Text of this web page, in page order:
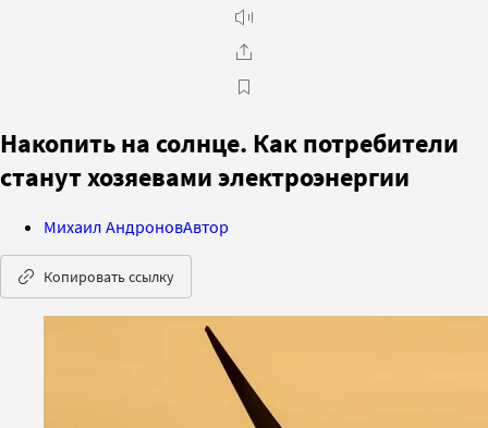
Накопить на солнце. Как потребители
станут хозяевами электроэнергии
Михаил АндроновАвтор
Копировать ссылку